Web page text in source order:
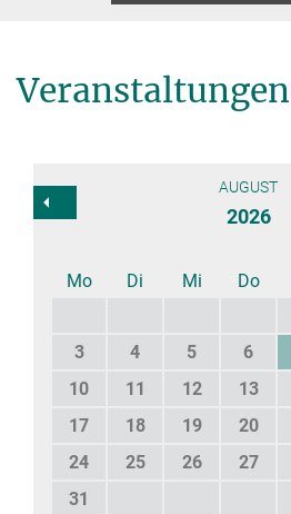
Veranstaltungen
AUGUST
2026
Mo Di Mi Do
3
4 5 6
10
11 12 13
17
18 19 20
24
25 26 27
31